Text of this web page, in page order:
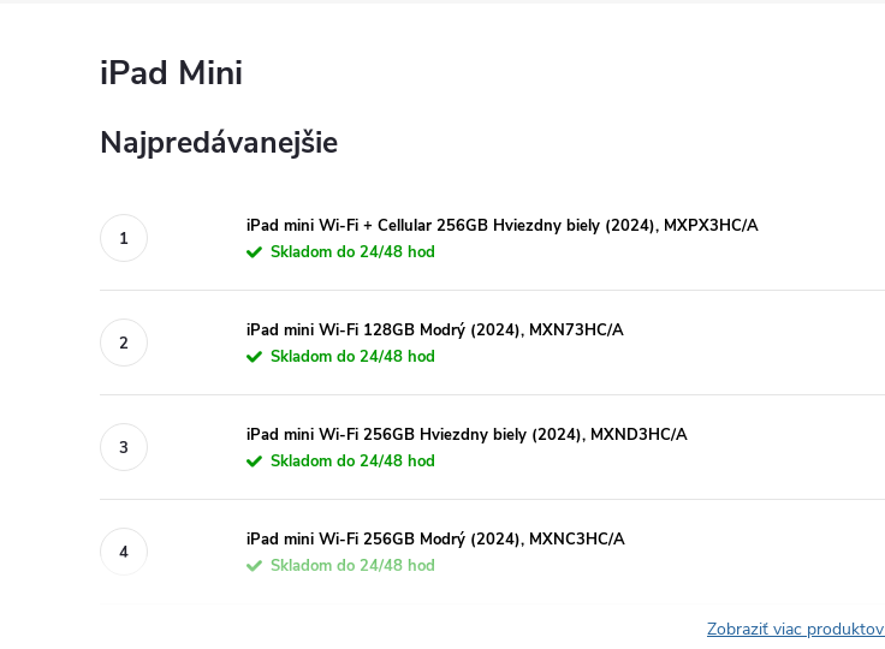
iPad Mini
Najpredávanejšie
iPad mini Wi-Fi + Cellular 256GB Hviezdny biely (2024), MXPX3HC/A
Skladom do 24/48 hod
iPad mini Wi-Fi 128GB Modrý (2024), MXN73HC/A
Skladom do 24/48 hod
iPad mini Wi-Fi 256GB Hviezdny biely (2024), MXND3HC/A
Skladom do 24/48 hod
iPad mini Wi-Fi 256GB Modrý (2024), MXNC3HC/A
Skladom do 24/48 hod
Zobraziť viac produktov